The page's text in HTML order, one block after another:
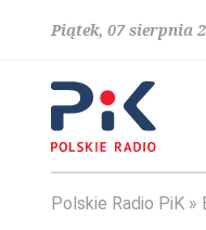
Piątek, 07 sierpnia
Polskie Radio PiK